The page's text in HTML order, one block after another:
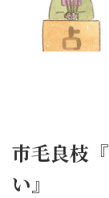
市毛良枝
い』